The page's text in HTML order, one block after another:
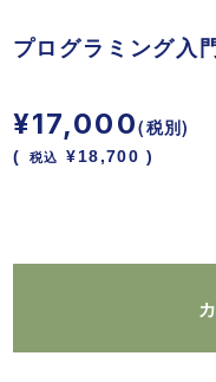
プログラミング入
¥17,000(税別)
( 税込 ¥18,700 )